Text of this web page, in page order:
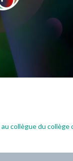
au collègue du collège